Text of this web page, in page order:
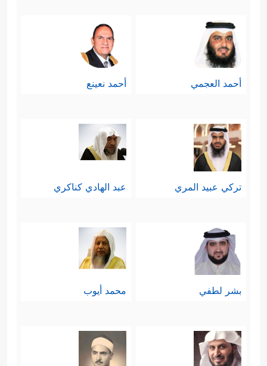
أحمد العجمي أحمد نعينع
تركي عبيد المري عبد الهادي كناكري
بشر لطفي محمد أيوب